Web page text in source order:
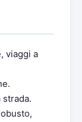
viaggi a